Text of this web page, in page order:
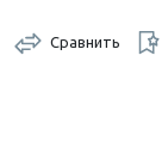
Сравнить